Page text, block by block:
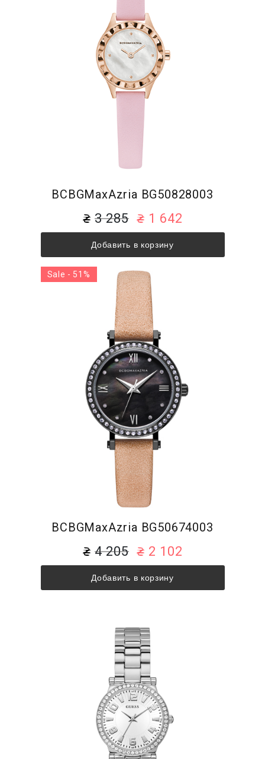
BCBGMaxAzria BG50828003
3 285 1 642
Добавить в корзину
BCBGMaxAzria BG50674003
4 205 2 102
Добавить в корзину
Sale - 51%